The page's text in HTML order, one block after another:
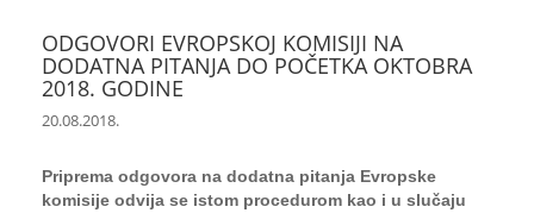
ODGOVORI EVROPSKOJ KOMISIJI NA
DODATNA PITANJA DO POČETKA OKTOBRA
2018. GODINE
20.08.2018.
Priprema odgovora na dodatna pitanja Evropske
komisije odvija se istom procedurom kao i u slučaju